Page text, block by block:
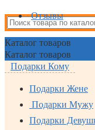
Отзывы
Каталог товаров
Каталог товаров
Подарки Кому
Подарки Жене
Подарки Мужу
Подарки